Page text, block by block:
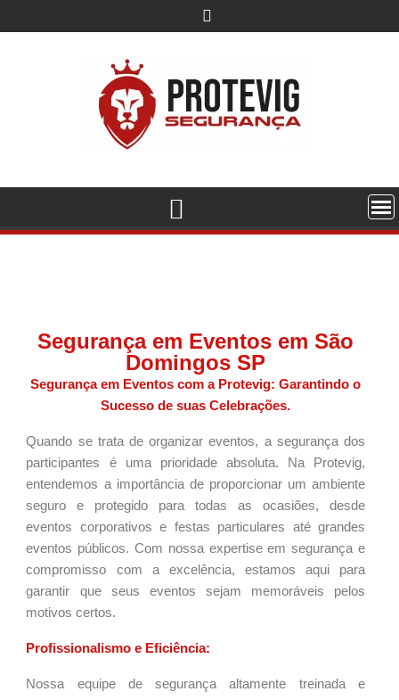
Segurança em Eventos em São
Domingos SP
Segurança em Eventos com a Protevig: Garantindo o
Sucesso de suas Celebrações.
Quando se trata de organizar eventos, a segurança dos
participantes é uma prioridade absoluta. Na Protevig,
entendemos a importância de proporcionar um ambiente
seguro e protegido para todas as ocasiões, desde
eventos corporativos e festas particulares até grandes
eventos públicos. Com nossa expertise em segurança e
compromisso com a excelência, estamos aqui para
garantir que seus eventos sejam memoráveis ​​pelos
motivos certos.
Profissionalismo e Eficiência:
Nossa equipe de segurança altamente treinada e